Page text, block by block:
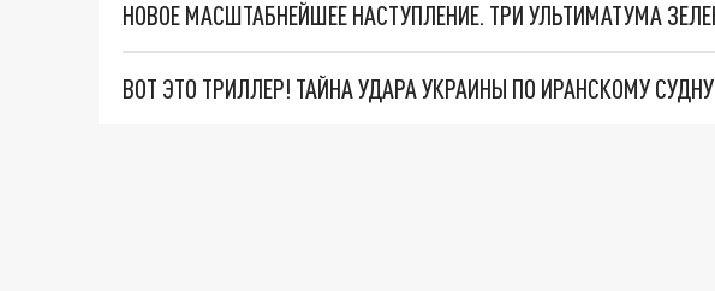
ВОТ ЭТО ТРИЛЛЕР! ТАЙНА УДАРА УКРАИНЫ ПО ИРАНСКОМУ